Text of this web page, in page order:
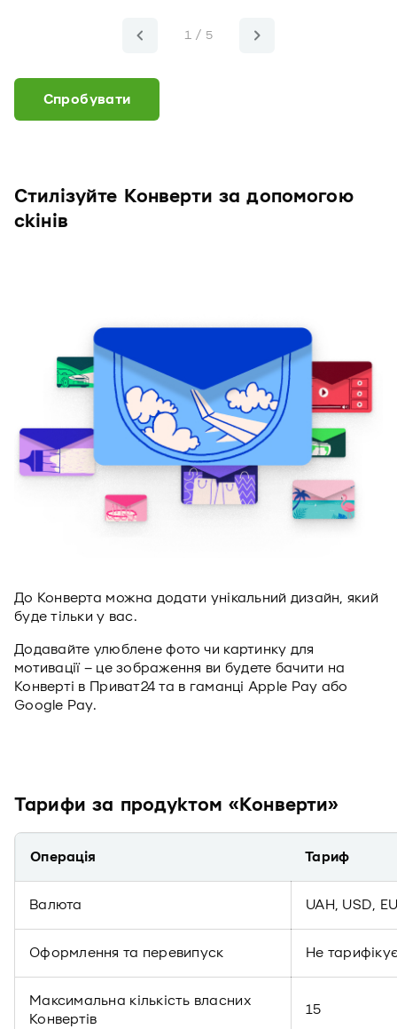
1 / 5
Спробувати
Стилізуйте Конверти за допомогою
скінів
До Конверта можна додати унікальний дизайн, який
буде тільки у вас.
Додавайте улюблене фото чи картинку для
мотивації – це зображення ви будете бачити на
Конверті в Приват24 та в гаманці Apple Pay або
Google Pay.
Тарифи за продуктом «Конверти»
Операція Тариф
Валюта UAH, USD,
Оформлення та перевипуск Не
Максимальна кількість власних
Конвертів
15